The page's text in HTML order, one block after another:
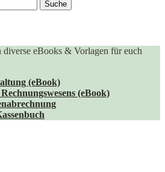
eBooks & Vorlagen für euch
(eBook)
(eBook)